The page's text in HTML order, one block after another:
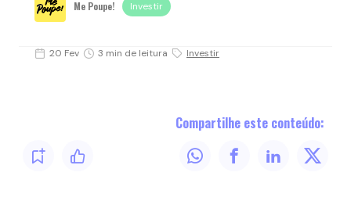
Me Poupe! Investir
20 Fev 3 min de leitura Investir
Compartilhe este conteúdo: